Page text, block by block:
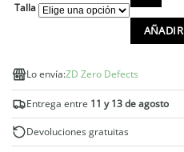
Talla
con
abertura
lateral
de
soja
cantidad
Lo envía:ZD Zero Defects
Entrega entre 11 y 13 de agosto
Devoluciones gratuitas